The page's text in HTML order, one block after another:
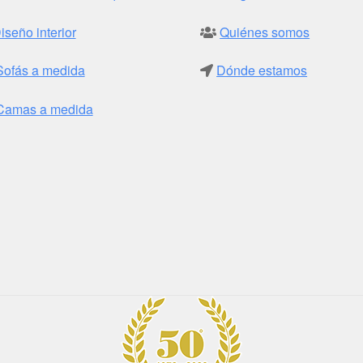
interior
a medida
a medida
Quiénes somos
Dónde estamos